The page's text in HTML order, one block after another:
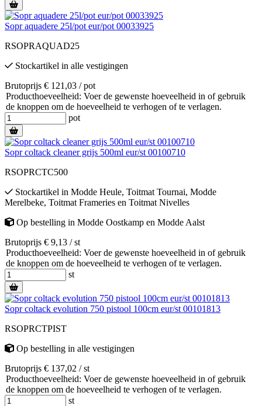
Sopr aquadere 25l/pot eur/pot 00033925
RSOPRAQUAD25
Stockartikel in alle vestigingen
Brutoprijs € 121,03 / pot
Producthoeveelheid: Voer de gewenste hoeveelheid in of gebruik
de knoppen om de hoeveelheid te verhogen of te verlagen.
pot
Sopr coltack cleaner grijs 500ml eur/st 00100710
RSOPRCTC500
Stockartikel in Modde Heule, Toitmat Tournai, Modde
Merelbeke, Toitmat Frameries en Toitmat Nivelles
Op bestelling in Modde Oostkamp en Modde Aalst
Brutoprijs € 9,13 / st
Producthoeveelheid: Voer de gewenste hoeveelheid in of gebruik
de knoppen om de hoeveelheid te verhogen of te verlagen.
st
Sopr coltack evolution 750 pistool 100cm eur/st 00101813
RSOPRCTPIST
Op bestelling in alle vestigingen
Brutoprijs € 137,02 / st
Producthoeveelheid: Voer de gewenste hoeveelheid in of gebruik
de knoppen om de hoeveelheid te verhogen of te verlagen.
st